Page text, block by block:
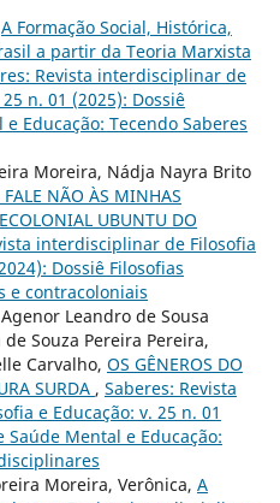
A Formação Social, Histórica,
a partir da Teoria Marxista
Revista interdisciplinar de
n. 01 (2025): Dossiê
Educação: Tecendo Saberes
Moreira, Nádja Nayra Brito
NÃO ÀS MINHAS
UBUNTU DO
interdisciplinar de Filosofia
Dossiê Filosofias
e contracoloniais
Leandro de Sousa
Souza Pereira Pereira,
Carvalho, OS GÊNEROS DO
SURDA , Saberes: Revista
e Educação: v. 25 n. 01
Saúde Mental e Educação:
Moreira, Verônica, A